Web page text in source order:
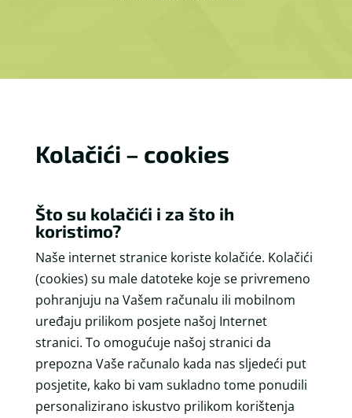
Kolačići – cookies
Što su kolačići i za što ih
koristimo?
Naše internet stranice koriste kolačiće. Kolačići
(cookies) su male datoteke koje se privremeno
pohranjuju na Vašem računalu ili mobilnom
uređaju prilikom posjete našoj Internet
stranici. To omogućuje našoj stranici da
prepozna Vaše računalo kada nas sljedeći put
posjetite, kako bi vam sukladno tome ponudili
personalizirano iskustvo prilikom korištenja